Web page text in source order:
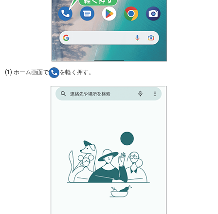
(1) ホーム画面で を軽く押す。